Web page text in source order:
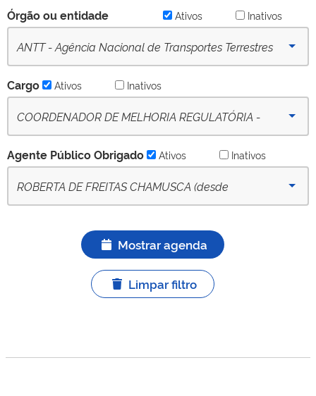
Órgão ou entidade Ativos Inativos
ANTT - Agência Nacional de Transportes Terrestres
Cargo Ativos Inativos
COORDENADOR DE MELHORIA REGULATÓRIA -
Agente Público Obrigado Ativos Inativos
ROBERTA DE FREITAS CHAMUSCA (desde
Mostrar agenda
Limpar filtro